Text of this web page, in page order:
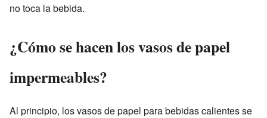
no toca la bebida.
¿Cómo se hacen los vasos de papel
impermeables?
Al principio, los vasos de papel para bebidas calientes se